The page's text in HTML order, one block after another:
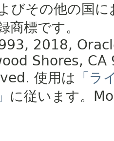
びその他の国
商標です。
2018,
Shores, CA
使用は 「ラ
に従います。